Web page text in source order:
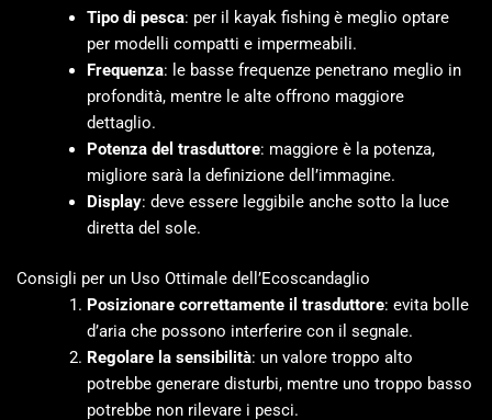
Tipo di pesca: per il kayak fishing è meglio optare
per modelli compatti e impermeabili.
Frequenza: le basse frequenze penetrano meglio in
profondità, mentre le alte offrono maggiore
dettaglio.
Potenza del trasduttore: maggiore è la potenza,
migliore sarà la definizione dell’immagine.
Display: deve essere leggibile anche sotto la luce
diretta del sole.
Consigli per un Uso Ottimale dell’Ecoscandaglio
Posizionare correttamente il trasduttore: evita bolle
d’aria che possono interferire con il segnale.
Regolare la sensibilità: un valore troppo alto
potrebbe generare disturbi, mentre uno troppo basso
potrebbe non rilevare i pesci.